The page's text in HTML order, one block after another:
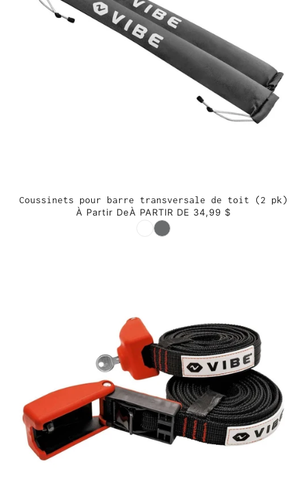
Coussinets pour barre transversale de toit (2 pk)
À Partir DeÀ PARTIR DE 34,99 $
Couleur